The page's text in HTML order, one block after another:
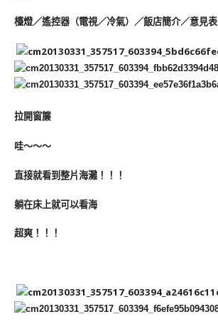
檯燈／遙控器（電視／冷氣）／飯店簡介／意見表
拉開窗簾
哇～～～
直接就看到整片海灘！！！
躺在床上就可以看海
超爽！！！